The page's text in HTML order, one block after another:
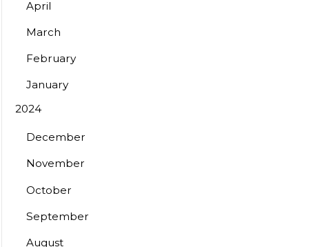
April
March
February
January
2024
December
November
October
September
August